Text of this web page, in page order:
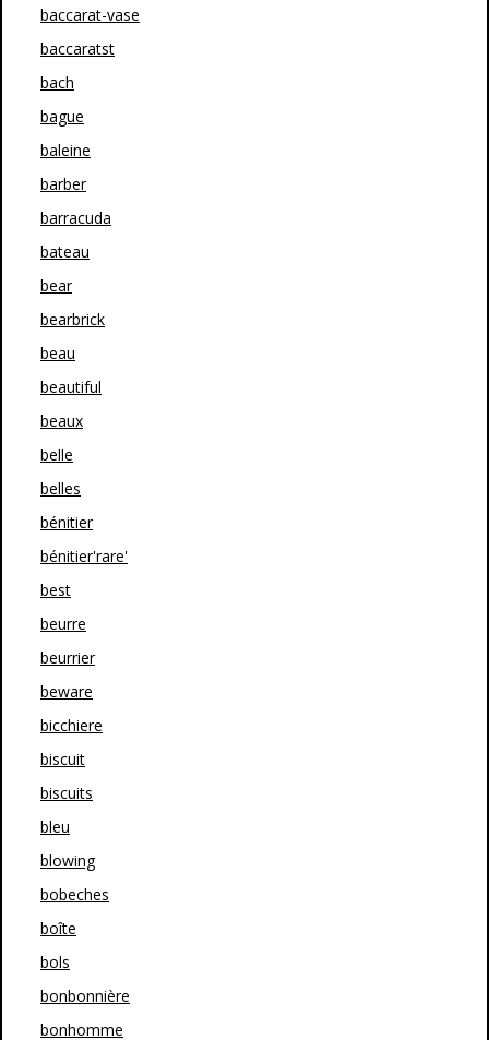
baccarat-vase
baccaratst
bach
bague
baleine
barber
barracuda
bateau
bear
bearbrick
beau
beautiful
beaux
belle
belles
bénitier
bénitier'rare'
best
beurre
beurrier
beware
bicchiere
biscuit
biscuits
bleu
blowing
bobeches
boîte
bols
bonbonnière
bonhomme